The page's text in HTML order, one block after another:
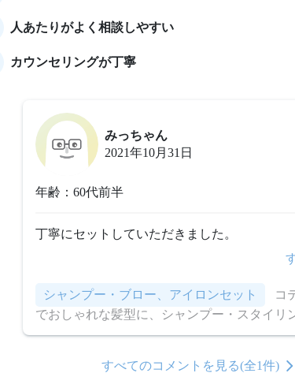
人あたりがよく相談しやすい
カウンセリングが丁寧
みっちゃん
2021年10月31日
年齢：60代前半
丁寧にセットしていただきました。
シャンプー・ブロー、アイロンセット
でおしゃれな髪型に、シャンプー・スタイリ
すべてのコメントを見る(全1件)